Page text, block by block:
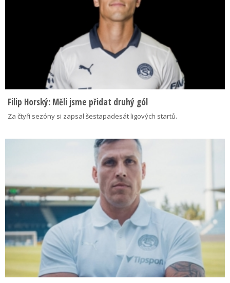
Filip Horský: Měli jsme přidat druhý gól
Za čtyři sezóny si zapsal šestapadesát ligových startů.